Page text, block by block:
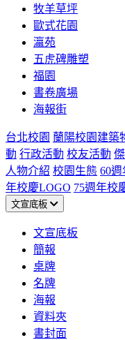
牧羊草坪
歐式花園
瀛苑
五虎碑雕塑
福園
書卷廣場
海報街
台北校園 蘭陽校園建築
動 行政活動 校友活動
人物介紹 校園生態 60
年校慶LOGO 75週年校
文宣底板
文宣底板
簡報
桌牌
名牌
海報
資料夾
書封面